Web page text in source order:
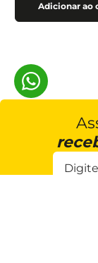
Adicionar ao